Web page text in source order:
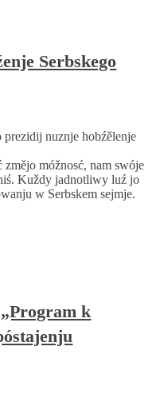
Serbskego
prezidij nuznje hobźělenje
změjo móžnosć, nam swóje
Kuždy jadnotliwy luź jo
w Serbskem sejmje.
k